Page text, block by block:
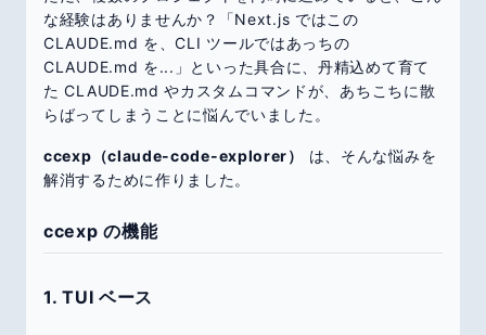
な経験はありませんか？「Next.js ではこの
CLAUDE.md を、CLI ツールではあっちの
CLAUDE.md を...」といった具合に、丹精込めて育て
た CLAUDE.md やカスタムコマンドが、あちこちに散
らばってしまうことに悩んでいました。
ccexp（claude-code-explorer）
は、そんな悩みを
解消するために作りました。
ccexp の機能
1. TUI ベース